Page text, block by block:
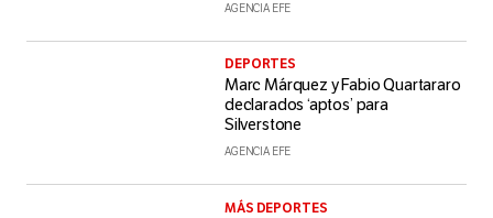
AGENCIA EFE
DEPORTES
Marc Márquez y Fabio Quartararo
declarados ‘aptos’ para
Silverstone
AGENCIA EFE
MÁS DEPORTES